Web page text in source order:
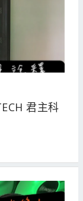
君主科